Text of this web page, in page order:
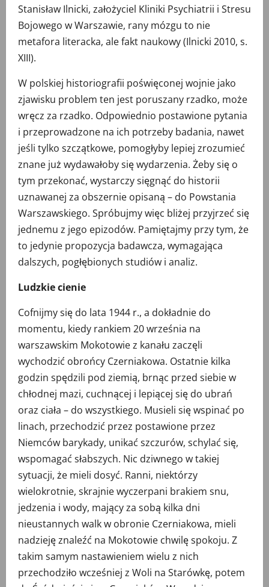
Stanisław Ilnicki, założyciel Kliniki Psychiatrii i Stresu
Bojowego w Warszawie, rany mózgu to nie
metafora literacka, ale fakt naukowy (Ilnicki 2010, s.
XIII).
W polskiej historiografii poświęconej wojnie jako
zjawisku problem ten jest poruszany rzadko, może
wręcz za rzadko. Odpowiednio postawione pytania
i przeprowadzone na ich potrzeby badania, nawet
jeśli tylko szczątkowe, pomogłyby lepiej zrozumieć
znane już wydawałoby się wydarzenia. Żeby się o
tym przekonać, wystarczy sięgnąć do historii
uznawanej za obszernie opisaną – do Powstania
Warszawskiego. Spróbujmy więc bliżej przyjrzeć się
jednemu z jego epizodów. Pamiętajmy przy tym, że
to jedynie propozycja badawcza, wymagająca
dalszych, pogłębionych studiów i analiz.
Ludzkie cienie
Cofnijmy się do lata 1944 r., a dokładnie do
momentu, kiedy rankiem 20 września na
warszawskim Mokotowie z kanału zaczęli
wychodzić obrońcy Czerniakowa. Ostatnie kilka
godzin spędzili pod ziemią, brnąc przed siebie w
chłodnej mazi, cuchnącej i lepiącej się do ubrań
oraz ciała – do wszystkiego. Musieli się wspinać po
linach, przechodzić przez postawione przez
Niemców barykady, unikać szczurów, schylać się,
wspomagać słabszych. Nic dziwnego w takiej
sytuacji, że mieli dosyć. Ranni, niektórzy
wielokrotnie, skrajnie wyczerpani brakiem snu,
jedzenia i wody, mający za sobą kilka dni
nieustannych walk w obronie Czerniakowa, mieli
nadzieję znaleźć na Mokotowie chwilę spokoju. Z
takim samym nastawieniem wielu z nich
przechodziło wcześniej z Woli na Starówkę, potem